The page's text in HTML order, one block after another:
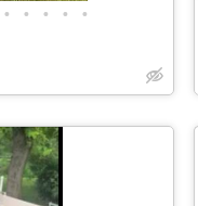
• • • • •